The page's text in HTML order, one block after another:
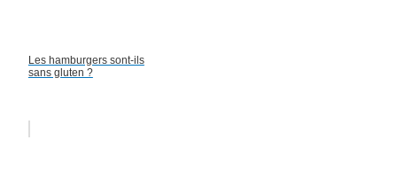
Les hamburgers sont-ils
sans gluten ?